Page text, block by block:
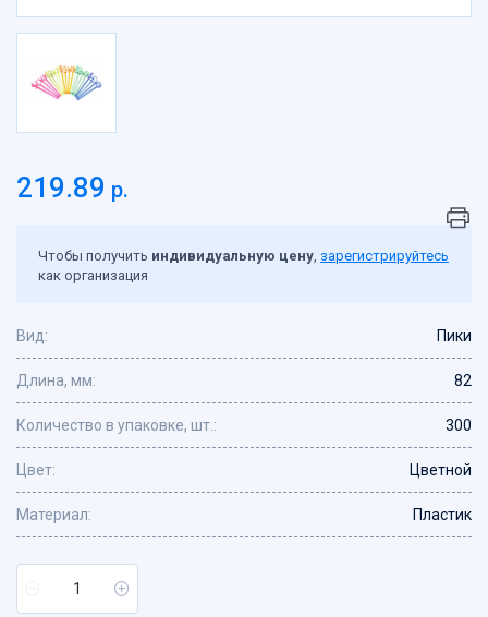
Пакеты фасовочные
Пасха
Подарочная упаковка, сувениры
Посуда биоразлагаемая
Посуда картонная
Посуда литьевая
Посуда одноразовая в наборах
Сетка овощная
Скотч, креп
Средства индивидуальной защиты
Сумки с жесткой ручкой
Сумки хозяйственные
Сумки-ЭКО
Товары для кухни
Хозтовары
219.89 р.
Чтобы получить индивидуальную цену, зарегистрируйтесь
как организация
Вид: Пики
Длина, мм: 82
Количество в упаковке, шт.: 300
Цвет: Цветной
Материал: Пластик